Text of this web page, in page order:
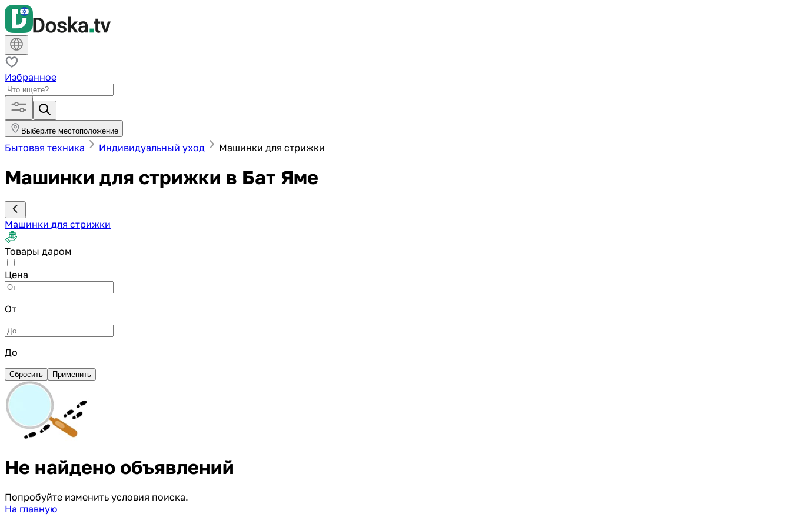
Избранное
Выберите местоположение
Бытовая техника Индивидуальный уход Машинки для стрижки
Машинки для стрижки в Бат Яме
Машинки для стрижки
Товары даром
Цена
От
До
Сбросить Применить
Не найдено объявлений
Попробуйте изменить условия поиска.
На главную